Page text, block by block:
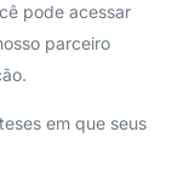
pode acessar
parceiro
em que seus